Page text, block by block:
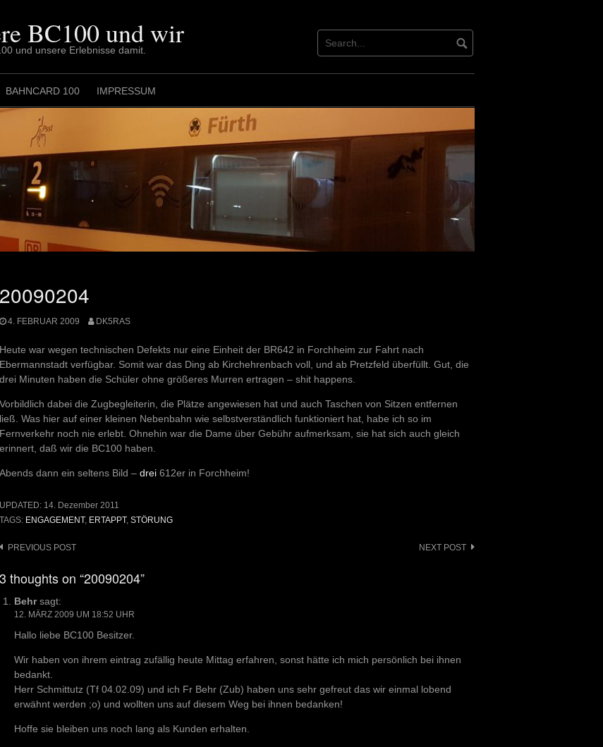
BC100 und wir
und unsere Erlebnisse damit.
BAHNCARD 100 IMPRESSUM
20090204
4. FEBRUAR 2009 DK5RAS
Heute war wegen technischen Defekts nur eine Einheit der BR642 in Forchheim zur Fahrt nach
Ebermannstadt verfügbar. Somit war das Ding ab Kirchehrenbach voll, und ab Pretzfeld überfüllt. Gut, die
drei Minuten haben die Schüler ohne größeres Murren ertragen – shit happens.
Vorbildlich dabei die Zugbegleiterin, die Plätze angewiesen hat und auch Taschen von Sitzen entfernen
ließ. Was hier auf einer kleinen Nebenbahn wie selbstverständlich funktioniert hat, habe ich so im
Fernverkehr noch nie erlebt. Ohnehin war die Dame über Gebühr aufmerksam, sie hat sich auch gleich
erinnert, daß wir die BC100 haben.
Abends dann ein seltens Bild – drei 612er in Forchheim!
UPDATED: 14. Dezember 2011
TAGS: ENGAGEMENT, ERTAPPT, STÖRUNG
Post
PREVIOUS POST NEXT POST
3 thoughts on “20090204”
Behr sagt:
12. MÄRZ 2009 UM 18:52 UHR
Hallo liebe BC100 Besitzer.
Wir haben von ihrem eintrag zufällig heute Mittag erfahren, sonst hätte ich mich persönlich bei ihnen
bedankt.
Herr Schmittutz (Tf 04.02.09) und ich Fr Behr (Zub) haben uns sehr gefreut das wir einmal lobend
erwähnt werden ;o) und wollten uns auf diesem Weg bei ihnen bedanken!
Hoffe sie bleiben uns noch lang als Kunden erhalten.